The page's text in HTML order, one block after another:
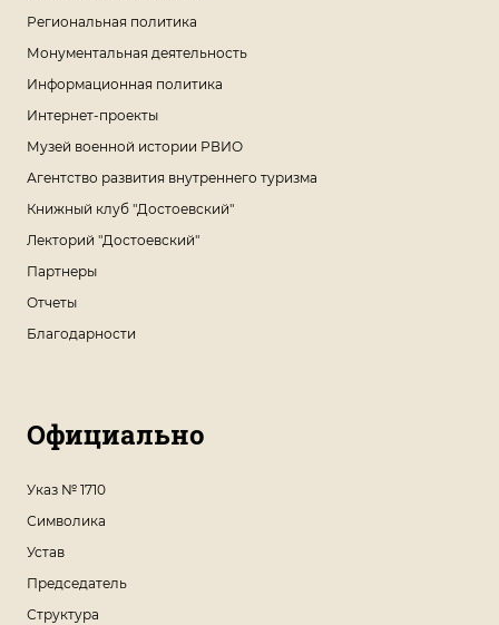
Региональная политика
Монументальная деятельность
Информационная политика
Интернет-проекты
Музей военной истории РВИО
Агентство развития внутреннего туризма
Книжный клуб "Достоевский"
Лекторий "Достоевский"
Партнеры
Отчеты
Благодарности
Официально
Указ № 1710
Символика
Устав
Председатель
Структура